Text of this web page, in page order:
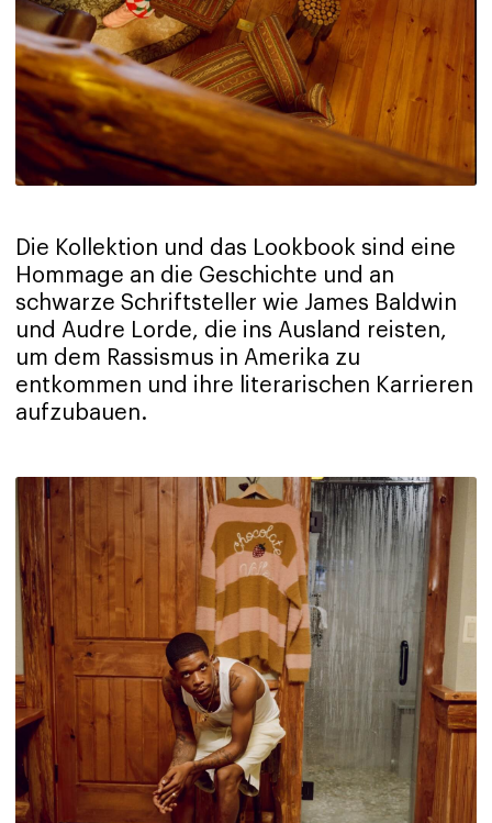
Die Kollektion und das Lookbook sind eine
Hommage an die Geschichte und an
schwarze Schriftsteller wie James Baldwin
und Audre Lorde, die ins Ausland reisten,
um dem Rassismus in Amerika zu
entkommen und ihre literarischen Karrieren
aufzubauen.